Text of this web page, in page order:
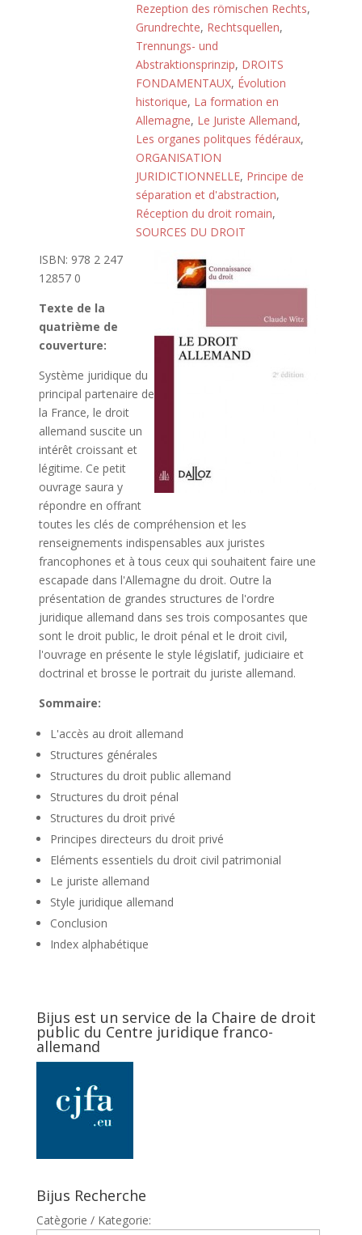
Rezeption des römischen Rechts,
Grundrechte, Rechtsquellen,
Trennungs- und
Abstraktionsprinzip, DROITS
FONDAMENTAUX, Évolution
historique, La formation en
Allemagne, Le Juriste Allemand,
Les organes politques fédéraux,
ORGANISATION
JURIDICTIONNELLE, Principe de
séparation et d'abstraction,
Réception du droit romain,
SOURCES DU DROIT
ISBN: 978 2 247
12857 0
Texte de la
quatrième de
couverture:
Système juridique du
principal partenaire de
la France, le droit
allemand suscite un
intérêt croissant et
légitime. Ce petit
ouvrage saura y
répondre en offrant
toutes les clés de compréhension et les
renseignements indispensables aux juristes
francophones et à tous ceux qui souhaitent faire une
escapade dans l'Allemagne du droit. Outre la
présentation de grandes structures de l'ordre
juridique allemand dans ses trois composantes que
sont le droit public, le droit pénal et le droit civil,
l'ouvrage en présente le style législatif, judiciaire et
doctrinal et brosse le portrait du juriste allemand.
Sommaire:
L'accès au droit allemand
Structures générales
Structures du droit public allemand
Structures du droit pénal
Structures du droit privé
Principes directeurs du droit privé
Eléments essentiels du droit civil patrimonial
Le juriste allemand
Style juridique allemand
Conclusion
Index alphabétique
Bijus est un service de la Chaire de droit
public du Centre juridique franco-
allemand
Bijus Recherche
Catègorie / Kategorie: